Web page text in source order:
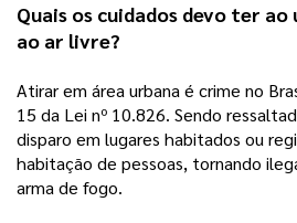
Quais os cuidados devo ter
ao ar livre?
Atirar em área urbana é crime no
15 da Lei nº 10.826. Sendo
disparo em lugares habitados ou
habitação de pessoas, tornando
arma de fogo.